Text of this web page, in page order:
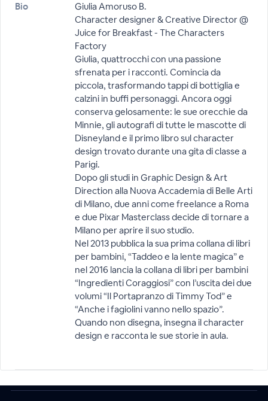
Bio
Giulia Amoruso B.
Character designer & Creative Director @
Juice for Breakfast - The Characters
Factory
Giulia, quattrocchi con una passione
sfrenata per i racconti. Comincia da
piccola, trasformando tappi di bottiglia e
calzini in buffi personaggi. Ancora oggi
conserva gelosamente: le sue orecchie da
Minnie, gli autografi di tutte le mascotte di
Disneyland e il primo libro sul character
design trovato durante una gita di classe a
Parigi.
Dopo gli studi in Graphic Design & Art
Direction alla Nuova Accademia di Belle Arti
di Milano, due anni come freelance a Roma
e due Pixar Masterclass decide di tornare a
Milano per aprire il suo studio.
Nel 2013 pubblica la sua prima collana di libri
per bambini, “Taddeo e la lente magica” e
nel 2016 lancia la collana di libri per bambini
“Ingredienti Coraggiosi” con l’uscita dei due
volumi “Il Portapranzo di Timmy Tod” e
“Anche i fagiolini vanno nello spazio”.
Quando non disegna, insegna il character
design e racconta le sue storie in aula.